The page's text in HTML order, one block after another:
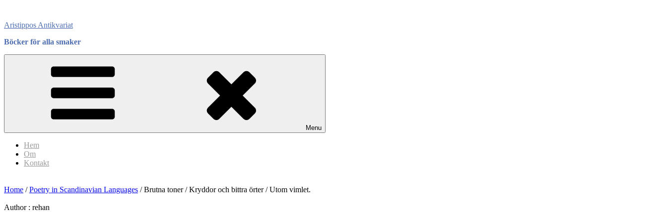
content
Aristippos Antikvariat
Böcker för alla smaker
Menu
Hem
Om
Kontakt
Home /Poetry in Scandinavian Languages / Brutna toner / Kryddor och bittra örter / Utom vimlet.
Author : rehan